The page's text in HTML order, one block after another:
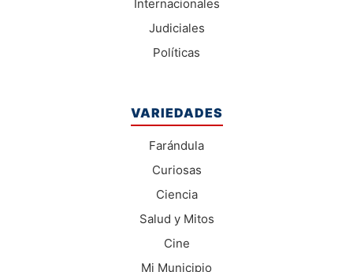
Internacionales
Judiciales
Políticas
VARIEDADES
Farándula
Curiosas
Ciencia
Salud y Mitos
Cine
Mi Municipio